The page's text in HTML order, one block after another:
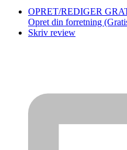
OPRET/REDIGER
Opret din forretning
Skriv review